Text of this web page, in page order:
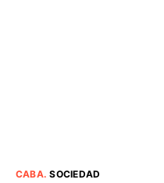
CABA.SOCIEDAD